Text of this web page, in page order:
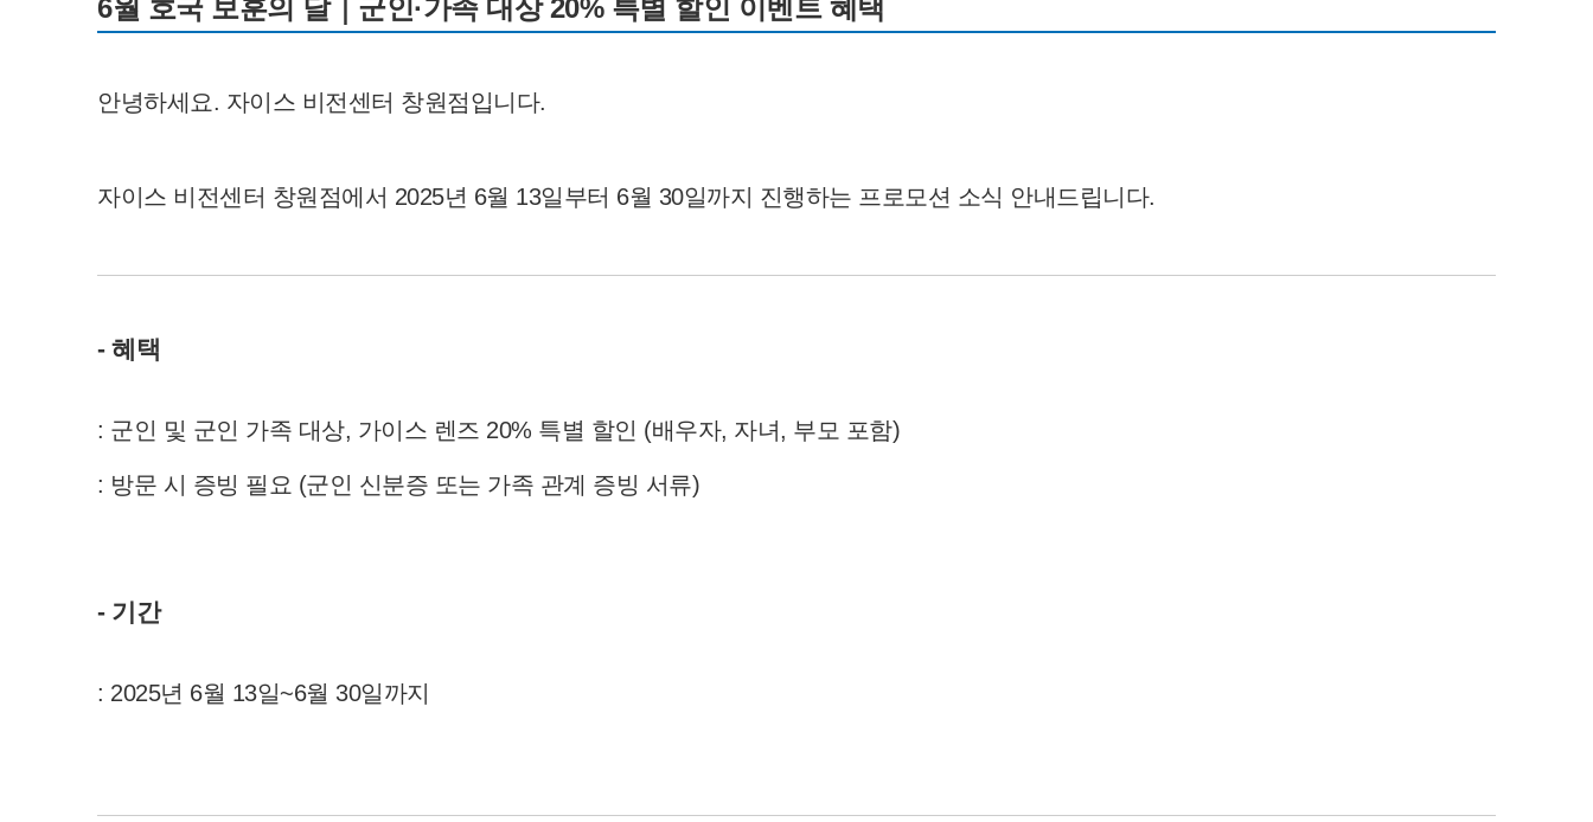
6월 호국 보훈의 달｜군인·가족 대상 20% 특별 할인 이벤트 혜택
안녕하세요. 자이스 비전센터 창원점입니다.
자이스 비전센터 창원점에서 2025년 6월 13일부터 6월 30일까지 진행하는 프로모션 소식 안내드립니다.
- 혜택
: 군인 및 군인 가족 대상, 가이스 렌즈 20% 특별 할인 (배우자, 자녀, 부모 포함)
: 방문 시 증빙 필요 (군인 신분증 또는 가족 관계 증빙 서류)
- 기간
: 2025년 6월 13일~6월 30일까지